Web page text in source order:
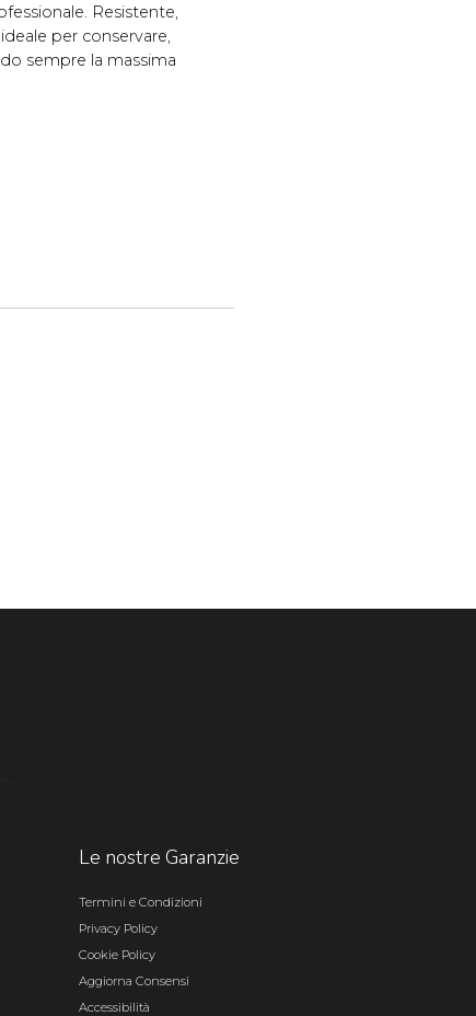
Resistente,
per conservare,
sempre la massima
Le nostre Garanzie
Termini e Condizioni
Privacy Policy
Cookie Policy
Aggiorna Consensi
Accessibilità